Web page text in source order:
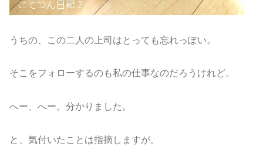
うちの、この二人の上司はとっても忘れっぽい。
そこをフォローするのも私の仕事なのだろうけれど。
へー、へー。分かりました。
と、気付いたことは指摘しますが。